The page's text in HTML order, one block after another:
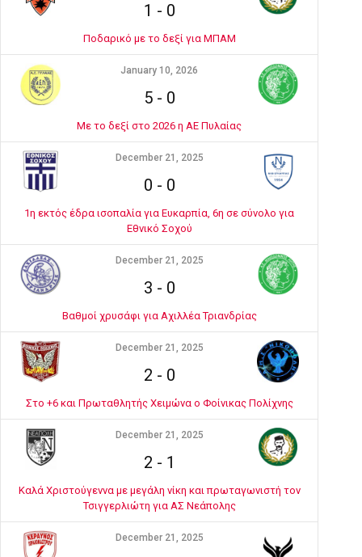
1 - 0
Ποδαρικό με το δεξί για ΜΠΑΜ
January 10, 2026
5- 0
Με το δεξί στο 2026 η ΑΕ Πυλαίας
December 21, 2025
0 - 0
1η εκτός έδρα ισοπαλία για Ευκαρπία, 6η σε σύνολο για
Εθνικό Σοχού
December 21, 2025
3 - 0
Βαθμοί χρυσάφι για Αχιλλέα Τριανδρίας
December 21, 2025
2 - 0
Στο +6 και Πρωταθλητής Χειμώνα ο Φοίνικας Πολίχνης
December 21, 2025
2 - 1
Καλά Χριστούγεννα με μεγάλη νίκη και πρωταγωνιστή τον
Τσιγγερλιώτη για ΑΣ Νεάπολης
December 21, 2025